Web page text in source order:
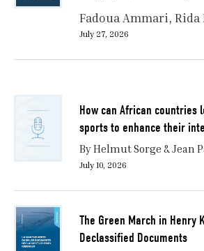
Fadoua Ammari Rida
July 27, 2026
How can African countries
sports to enhance their
By Helmut Sorge & Jean
July 10, 2026
The Green March in Henry
Declassified Documents